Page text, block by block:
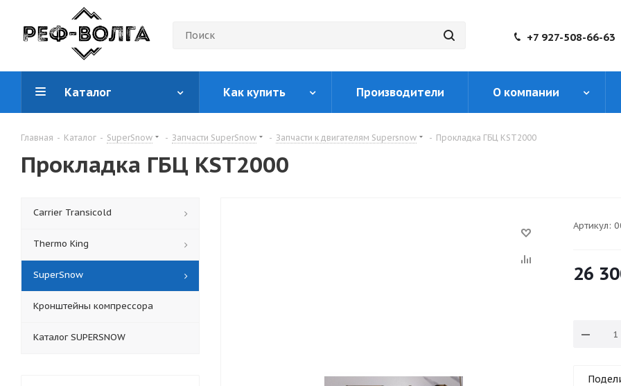
+7 927-508-66-63
Каталог Как купить Производители О компании
Главная - Каталог - SuperSnow - Запчасти SuperSnow - Запчасти к двигателям Supersnow - Прокладка ГБЦ KST2000
Прокладка ГБЦ KST2000
Артикул:
26
Carrier Transicold
Thermo King
SuperSnow
Кронштейны компрессора
Каталог SUPERSNOW